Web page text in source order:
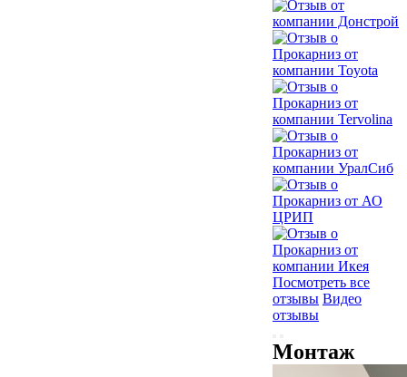
Посмотреть все
отзывы Видео
отзывы
Монтаж